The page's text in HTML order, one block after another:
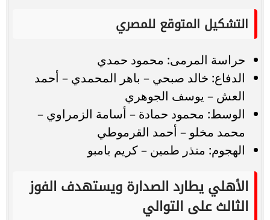
التشكيل المتوقع للمصري
حراسة المرمى: محمود حمدي
الدفاع: خالد صبحي – باهر المحمدي – أحمد
العش – يوسف الجوهري
الوسط: محمود حمادة – أسامة الزمراوي –
محمد مخلو – أحمد القرموطي
الهجوم: منذر طمين – كريم بامبو
الأهلي يطارد الصدارة ويستهدف الفوز
الثالث على التوالي